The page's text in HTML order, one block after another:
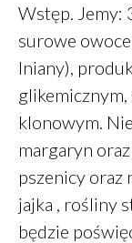
Wstęp. Jemy:
surowe
lniany),
klonowym.
margaryn
pszenicy oraz
jajka , rośliny
będzie